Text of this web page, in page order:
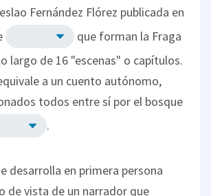
Fernández Flórez publicada en
que forman la Fraga
largo de 16 "escenas" o capítulos.
a un cuento autónomo,
todos entre sí por el bosque
.
desarrolla en primera persona
de vista de un narrador que